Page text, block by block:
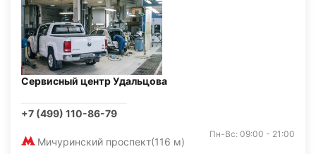
Сервисный центр Удальцова
+7 (499) 110-86-79
Мичуринский проспект(116 м)
Пн-Вс: 09:00 - 21:00